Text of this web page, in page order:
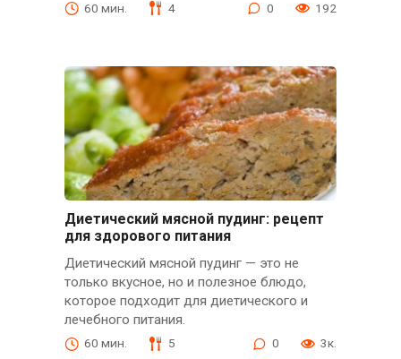
60 мин. 4 0 192
Диетический мясной пудинг: рецепт
для здорового питания
Диетический мясной пудинг — это не
только вкусное, но и полезное блюдо,
которое подходит для диетического и
лечебного питания.
60 мин. 5 0 3к.